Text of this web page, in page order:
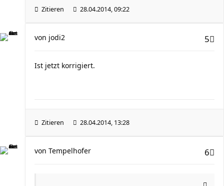
Zitieren 28.04.2014, 09:22
5
von jodi2
Ist jetzt korrigiert.
Zitieren 28.04.2014, 13:28
6
von Tempelhofer